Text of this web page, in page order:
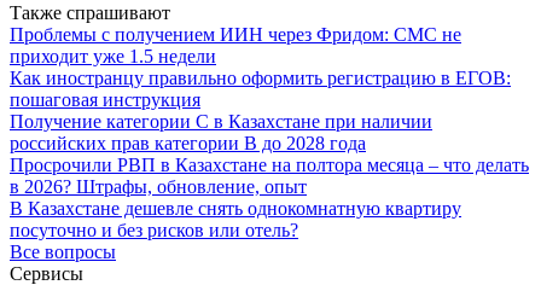
Также спрашивают
Проблемы с получением ИИН через Фридом: СМС не
приходит уже 1.5 недели
Как иностранцу правильно оформить регистрацию в ЕГОВ:
пошаговая инструкция
Получение категории C в Казахстане при наличии
российских прав категории B до 2028 года
Просрочили РВП в Казахстане на полтора месяца – что делать
в 2026? Штрафы, обновление, опыт
В Казахстане дешевле снять однокомнатную квартиру
посуточно и без рисков или отель?
Все вопросы
Сервисы